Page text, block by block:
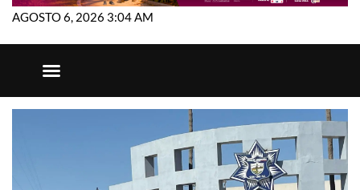
AGOSTO 6, 2026 3:04 AM